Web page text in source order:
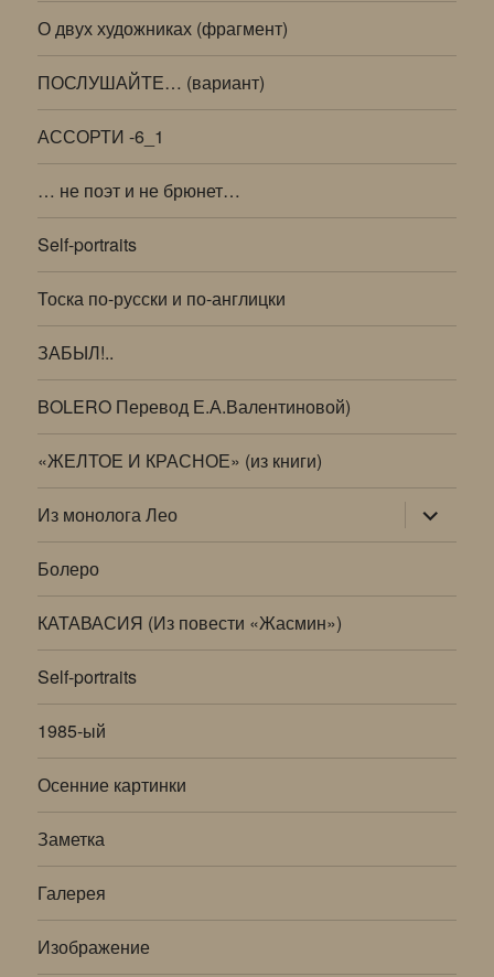
О двух художниках (фрагмент)
ПОСЛУШАЙТЕ… (вариант)
АССОРТИ -6_1
… не поэт и не брюнет…
Self-portraits
Тоска по-русски и по-англицки
ЗАБЫЛ!..
BOLERO Перевод Е.А.Валентиновой)
«ЖЕЛТОЕ И КРАСНОЕ» (из книги)
Из монолога Лео раскрыть
дочернее
меню
Болеро
КАТАВАСИЯ (Из повести «Жасмин»)
Self-portraits
1985-ый
Осенние картинки
Заметка
Галерея
Изображение